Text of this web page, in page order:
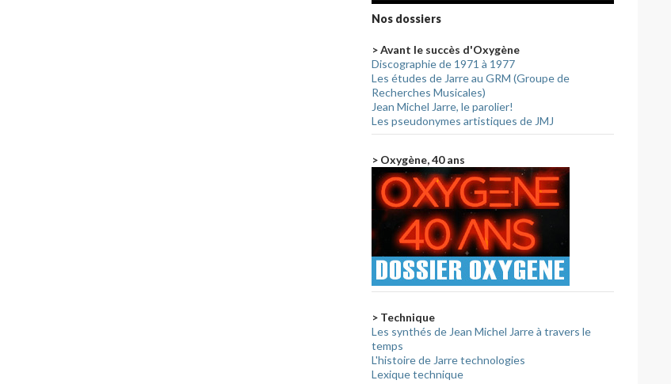
Nos dossiers
> Avant le succès d'Oxygène
Discographie de 1971 à 1977
Les études de Jarre au GRM (Groupe de
Recherches Musicales)
Jean Michel Jarre, le parolier!
Les pseudonymes artistiques de JMJ
> Oxygène, 40 ans
> Technique
Les synthés de Jean Michel Jarre à travers le
temps
L'histoire de Jarre technologies
Lexique technique